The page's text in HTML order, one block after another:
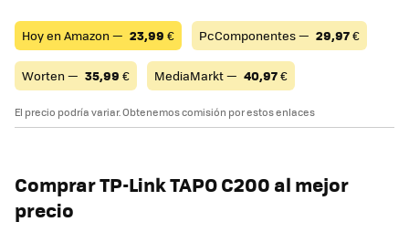
Hoy en Amazon — 23,99 € PcComponentes — 29,97€
Worten — 35,99 € MediaMarkt — 40,97€
El precio podría variar. Obtenemos comisión por estos enlaces
Comprar TP-Link TAPO C200 al mejor
precio